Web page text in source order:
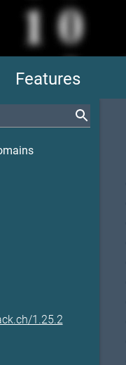
Features
1.25.2